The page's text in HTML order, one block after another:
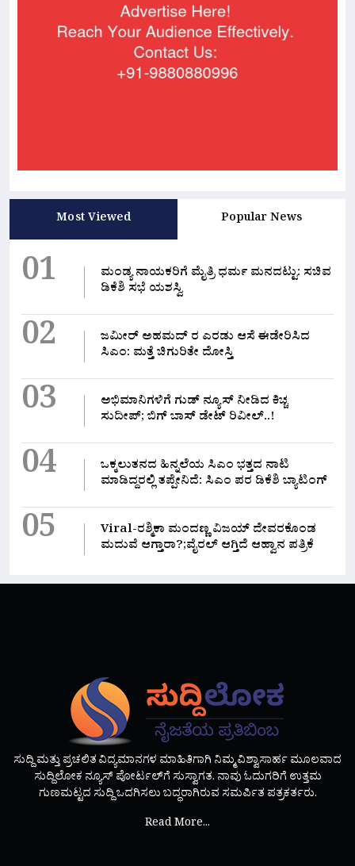
Most Viewed Popular News
01
ಮಂಡ್ಯ ನಾಯಕರಿಗೆ ಮೈತ್ರಿ ಧರ್ಮ ಮನದಟ್ಟು: ಸಚಿವ
ಡಿಕೆಶಿ ಸಭೆ ಯಶಸ್ವಿ
02
ಜಮೀರ್ ಅಹಮದ್ ರ ಎರಡು ಆಸೆ ಈಡೇರಿಸಿದ
ಸಿಎಂ: ಮತ್ತೆ ಚಿಗುರಿತೇ ದೋಸ್ತಿ
03
ಅಭಿಮಾನಿಗಳಿಗೆ ಗುಡ್ ನ್ಯೂಸ್ ನೀಡಿದ ಕಿಚ್ಚ
ಸುದೀಪ್; ಬಿಗ್ ಬಾಸ್ ಡೇಟ್ ರಿವೀಲ್..!
04
ಒಕ್ಕಲುತನದ ಹಿನ್ನಲೆಯ ಸಿಎಂ ಭತ್ತದ ನಾಟಿ
ಮಾಡಿದ್ದರಲ್ಲಿ‌ ತಪ್ಪೇನಿದೆ: ಸಿಎಂ ಪರ ಡಿಕೆಶಿ ಬ್ಯಾಟಿಂಗ್
05
Viral-ರಶ್ಮಿಕಾ ಮಂದಣ್ಣ ವಿಜಯ್ ದೇವರಕೊಂಡ
ಮದುವೆ ಆಗ್ತಾರಾ?;ವೈರಲ್ ಆಗ್ತಿದೆ ಆಹ್ವಾನ ಪತ್ರಿಕೆ
ಸುದ್ದಿ ಮತ್ತು ಪ್ರಚಲಿತ ವಿದ್ಯಮಾನಗಳ ಮಾಹಿತಿಗಾಗಿ ನಿಮ್ಮ ವಿಶ್ವಾಸಾರ್ಹ ಮೂಲವಾದ
ಸುದ್ದಿಲೋಕ ನ್ಯೂಸ್ ಪೋರ್ಟಲ್‌ಗೆ ಸುಸ್ವಾಗತ. ನಾವು ಓದುಗರಿಗೆ ಉತ್ತಮ
ಗುಣಮಟ್ಟದ ಸುದ್ದಿ ಒದಗಿಸಲು ಬದ್ಧರಾಗಿರುವ ಸಮರ್ಪಿತ ಪತ್ರಕರ್ತರು.
Read More...